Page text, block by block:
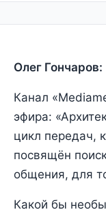
Олег Гончаров:
Канал
эфира:
цикл передач,
посвящён
общения, для
Какой бы